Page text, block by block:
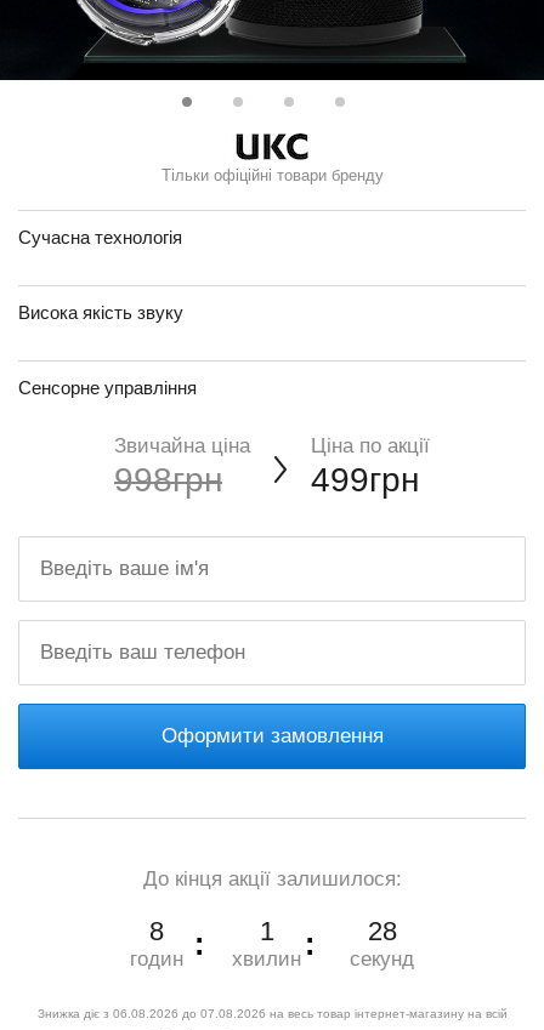
Тільки офіційні товари бренду
Сучасна технологія
Висока якість звуку
Сенсорне управління
Звичайна ціна
998грн
Ціна по акції
499грн
Оформити замовлення
До кінця акції залишилося:
8
годин
1
хвилин
27
секунд
Знижка діє з 06.08.2026 до 07.08.2026 на весь товар інтернет-магазину на всій